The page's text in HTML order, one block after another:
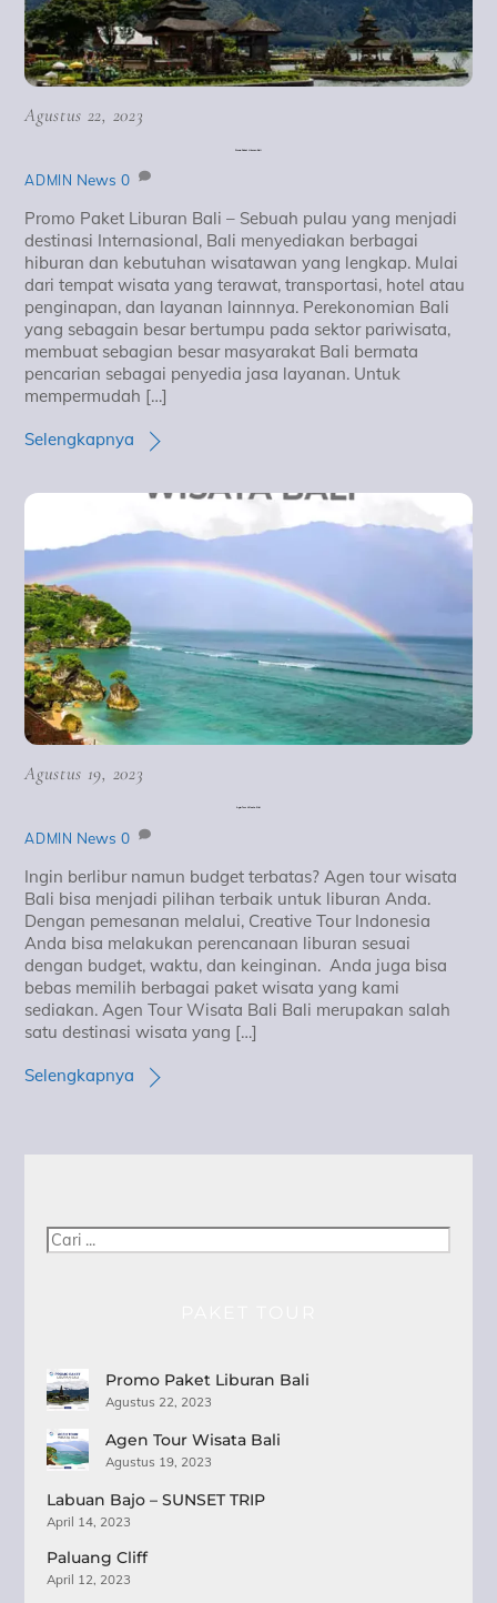
Agustus 22, 2023
Promo Paket Liburan Bali
ADMIN News 0
Promo Paket Liburan Bali – Sebuah pulau yang menjadi
destinasi Internasional, Bali menyediakan berbagai
hiburan dan kebutuhan wisatawan yang lengkap. Mulai
dari tempat wisata yang terawat, transportasi, hotel atau
penginapan, dan layanan lainnnya. Perekonomian Bali
yang sebagain besar bertumpu pada sektor pariwisata,
membuat sebagian besar masyarakat Bali bermata
pencarian sebagai penyedia jasa layanan. Untuk
mempermudah […]
Selengkapnya
Agustus 19, 2023
Agen Tour Wisata Bali
ADMIN News 0
Ingin berlibur namun budget terbatas? Agen tour wisata
Bali bisa menjadi pilihan terbaik untuk liburan Anda.
Dengan pemesanan melalui, Creative Tour Indonesia
Anda bisa melakukan perencanaan liburan sesuai
dengan budget, waktu, dan keinginan. Anda juga bisa
bebas memilih berbagai paket wisata yang kami
sediakan. Agen Tour Wisata Bali Bali merupakan salah
satu destinasi wisata yang […]
Selengkapnya
Cari
Promo Paket Liburan Bali
Agustus 22, 2023
Agen Tour Wisata Bali
Agustus 19, 2023
Labuan Bajo – SUNSET TRIP
April 14, 2023
Paluang Cliff
April 12, 2023